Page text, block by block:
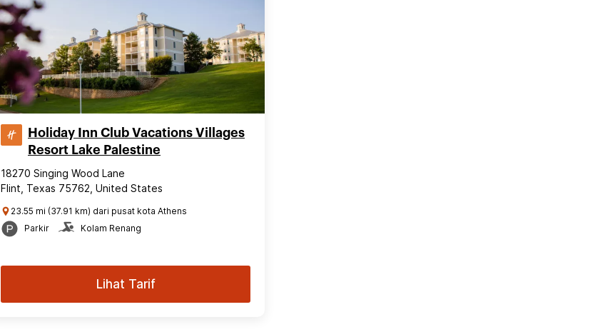
Holiday Inn Club Vacations Villages
Resort Lake Palestine
18270 Singing Wood Lane
Flint, Texas 75762, United States
23.55 mi (37.91 km) dari pusat kota Athens
Parkir
Kolam Renang
Lihat Tarif